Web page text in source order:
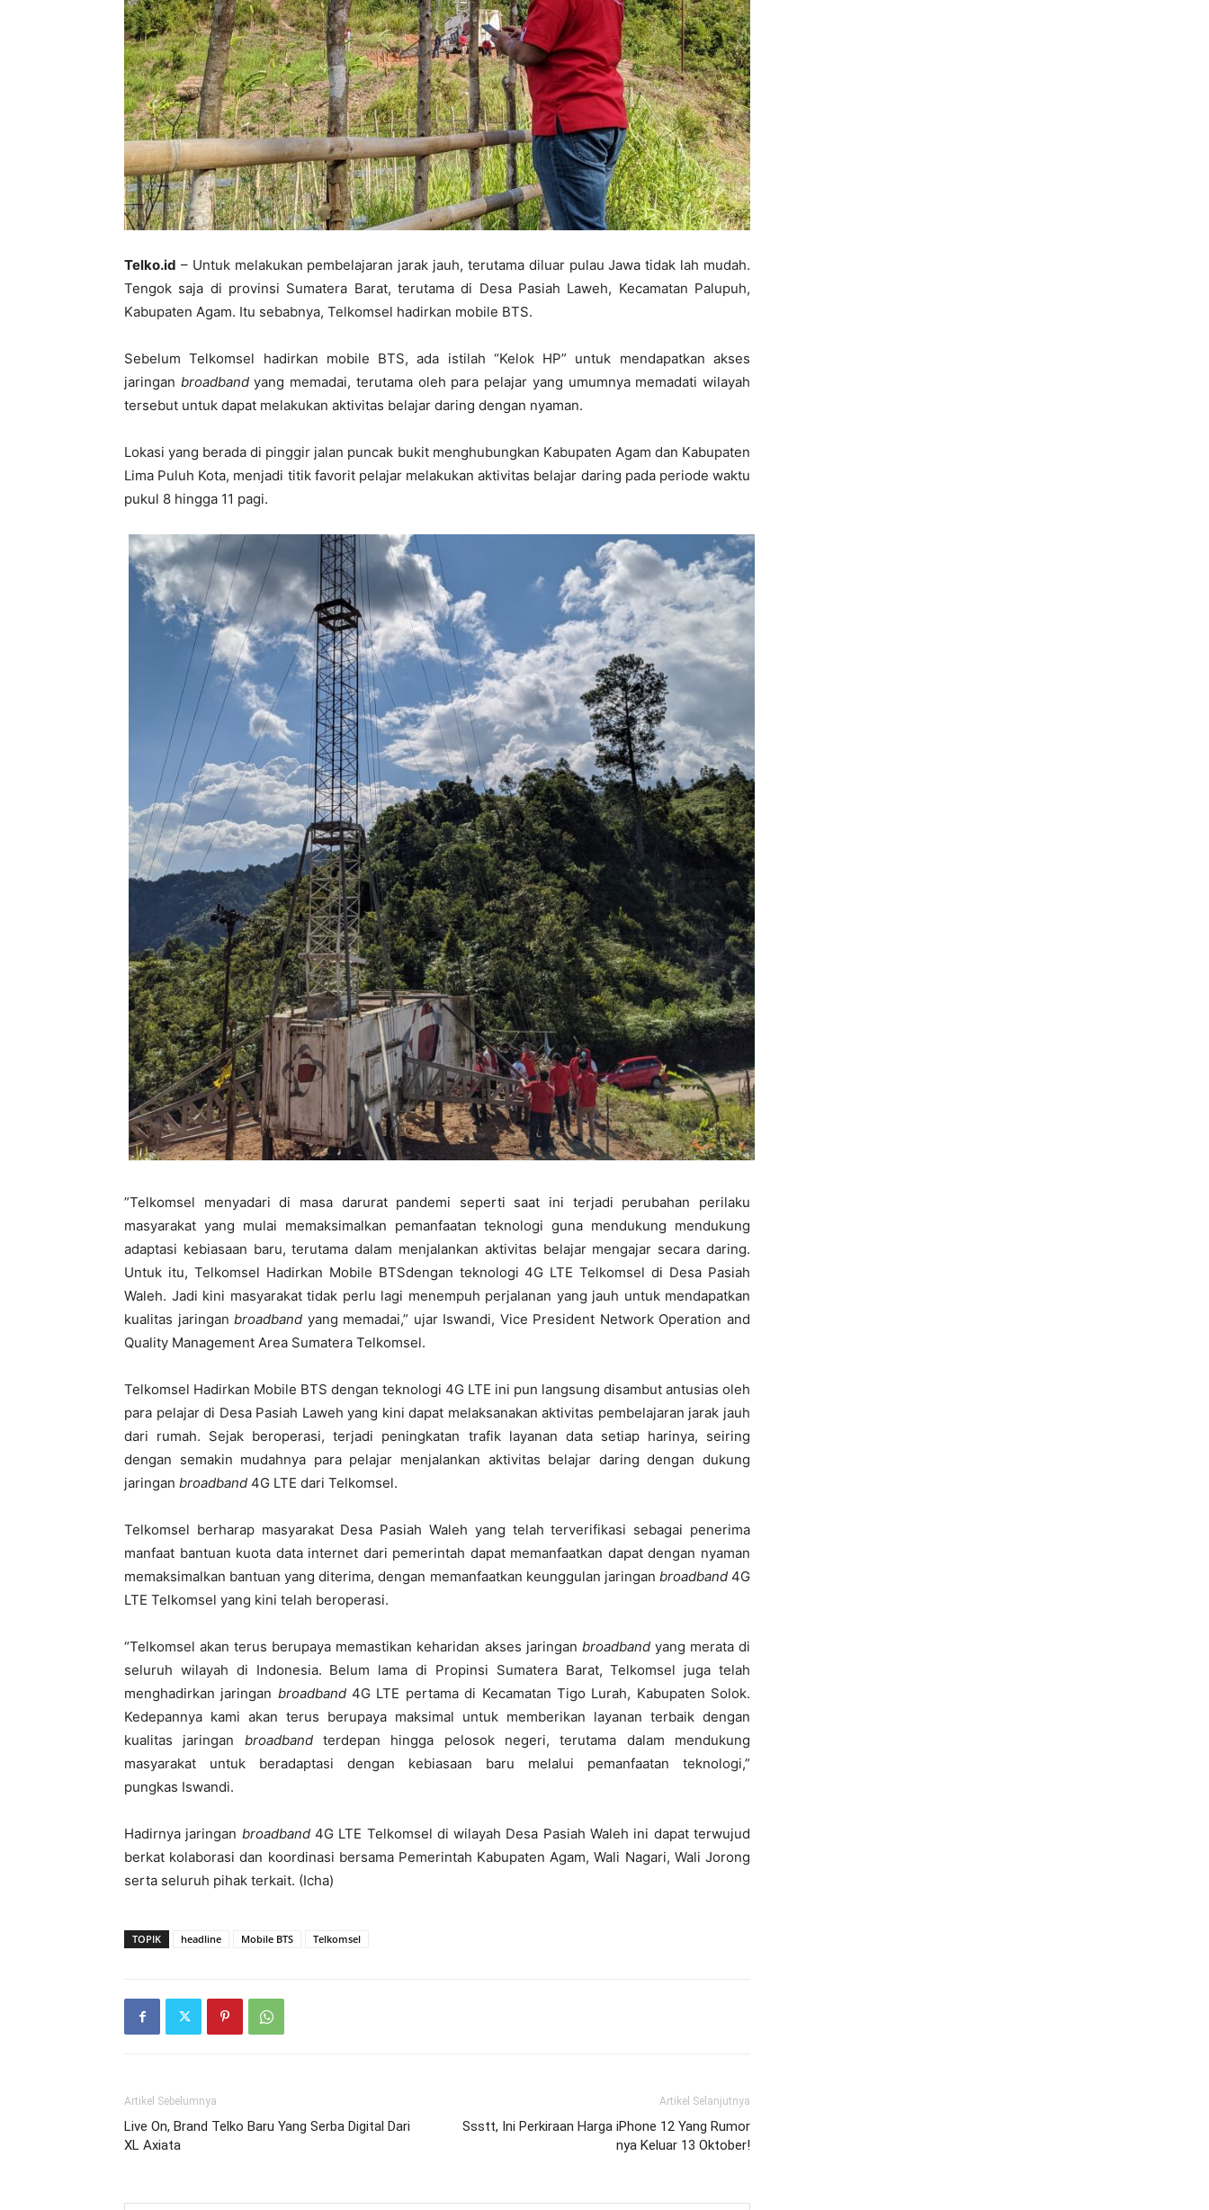
Telko.id – Untuk melakukan pembelajaran jarak jauh, terutama diluar pulau Jawa tidak lah mudah.
Tengok saja di provinsi Sumatera Barat, terutama di Desa Pasiah Laweh, Kecamatan Palupuh,
Kabupaten Agam. Itu sebabnya, Telkomsel hadirkan mobile BTS.
Sebelum Telkomsel hadirkan mobile BTS, ada istilah “Kelok HP” untuk mendapatkan akses
jaringan broadbandyang memadai, terutama oleh para pelajar yang umumnya memadati wilayah
tersebut untuk dapat melakukan aktivitas belajar daring dengan nyaman.
Lokasi yang berada di pinggir jalan puncak bukit menghubungkan Kabupaten Agam dan Kabupaten
Lima Puluh Kota, menjadi titik favorit pelajar melakukan aktivitas belajar daring pada periode waktu
pukul 8 hingga 11 pagi.
”Telkomsel menyadari di masa darurat pandemi seperti saat ini terjadi perubahan perilaku
masyarakat yang mulai memaksimalkan pemanfaatan teknologi guna mendukung mendukung
adaptasi kebiasaan baru, terutama dalam menjalankan aktivitas belajar mengajar secara daring.
Untuk itu, Telkomsel Hadirkan Mobile BTSdengan teknologi 4G LTE Telkomsel di Desa Pasiah
Waleh. Jadi kini masyarakat tidak perlu lagi menempuh perjalanan yang jauh untuk mendapatkan
kualitas jaringanbroadband yang memadai,” ujar Iswandi, Vice President Network Operation and
Quality Management Area Sumatera Telkomsel.
Telkomsel Hadirkan Mobile BTS dengan teknologi 4G LTE ini pun langsung disambut antusias oleh
para pelajar di Desa Pasiah Laweh yang kini dapat melaksanakan aktivitas pembelajaran jarak jauh
dari rumah. Sejak beroperasi, terjadi peningkatan trafik layanan data setiap harinya, seiring
dengan semakin mudahnya para pelajar menjalankan aktivitas belajar daring dengan dukung
jaringan broadband 4G LTE dari Telkomsel.
Telkomsel berharap masyarakat Desa Pasiah Waleh yang telah terverifikasi sebagai penerima
manfaat bantuan kuota data internet dari pemerintah dapat memanfaatkan dapat dengan nyaman
memaksimalkan bantuan yang diterima, dengan memanfaatkan keunggulan jaringan broadband4G
LTE Telkomsel yang kini telah beroperasi.
“Telkomsel akan terus berupaya memastikan keharidan akses jaringan broadbandyang merata di
seluruh wilayah di Indonesia. Belum lama di Propinsi Sumatera Barat, Telkomsel juga telah
menghadirkan jaringan broadband4G LTE pertama di Kecamatan Tigo Lurah, Kabupaten Solok.
Kedepannya kami akan terus berupaya maksimal untuk memberikan layanan terbaik dengan
kualitas jaringan broadbandterdepan hingga pelosok negeri, terutama dalam mendukung
masyarakat untuk beradaptasi dengan kebiasaan baru melalui pemanfaatan teknologi,”
pungkas Iswandi.
Hadirnya jaringan broadband4G LTE Telkomsel di wilayah Desa Pasiah Waleh ini dapat terwujud
berkat kolaborasi dan koordinasi bersama Pemerintah Kabupaten Agam, Wali Nagari, Wali Jorong
serta seluruh pihak terkait. (Icha)
TOPIK headline Mobile BTS Telkomsel
Artikel Sebelumnya
Live On, Brand Telko Baru Yang Serba Digital Dari
XL Axiata
Artikel Selanjutnya
Ssstt, Ini Perkiraan Harga iPhone 12 Yang Rumor
nya Keluar 13 Oktober!